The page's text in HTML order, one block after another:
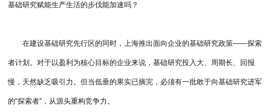
基础研究赋能生产生活的步伐能加速吗？
在建设基础研究先行区的同时，上海推出面向企业的基础研究政策——探索
者计划。对于以盈利为核心目标的企业来说，基础研究投入大、周期长、回报
慢，天然缺乏吸引力。但当低垂的果实已摘完，必须有一批敢于向基础研究进军
的“探索者”，从源头重构竞争力。